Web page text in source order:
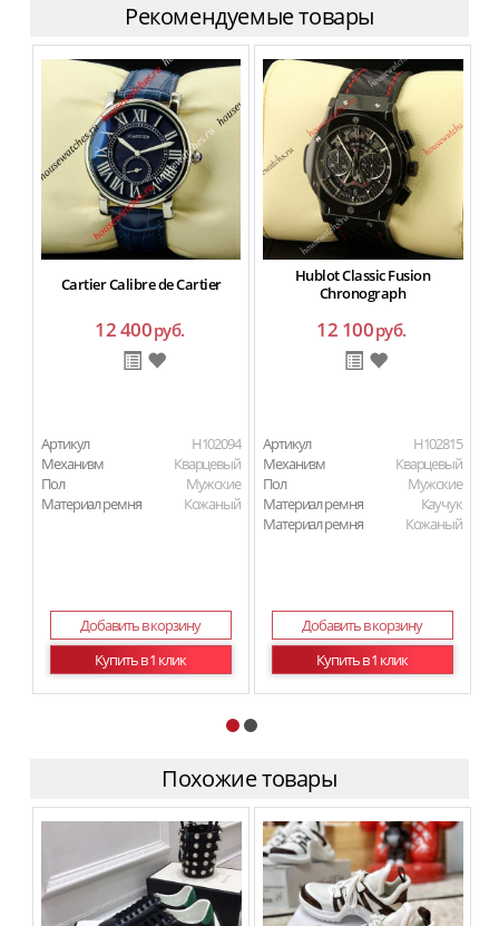
Рекомендуемые товары
Cartier Calibre de Cartier
12 400руб.
Артикул
H102094
Механизм
Кварцевый
Пол
Мужские
Материал ремня
Кожаный
Добавить в корзину
Купить в 1 клик
Hublot Classic Fusion
Chronograph
12 100руб.
Артикул
H102815
Механизм
Кварцевый
Пол
Мужские
Материал ремня
Каучук
Материал ремня
Кожаный
Добавить в корзину
Купить в 1 клик
Похожие товары